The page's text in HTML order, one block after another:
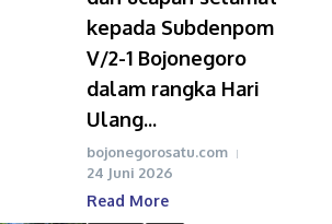
kepada Subdenpom
V/2-1 Bojonegoro
dalam rangka Hari
Ulang...
bojonegorosatu.com
24 Juni 2026
Read More